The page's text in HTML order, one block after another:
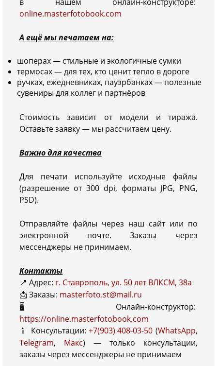
online.masterfotobook.com
А ещё мы печатаем на:
шоперах — стильные и экологичные сумки
термосах — для тех, кто ценит тепло в дороге
ручках, ежедневниках, пауэрбанках — полезные
сувениры для коллег и партнёров
Стоимость зависит от модели и тиража.
Оставьте заявку — мы рассчитаем цену.
Важно для качества
Для печати используйте исходные файлы
(разрешение от 300 dpi, форматы JPG, PNG,
PSD).
Отправляйте файлы через наш сайт или по
электронной почте. Заказы через
мессенджеры не принимаем.
Контакты
📍 Адрес: г. Ставрополь, ул. 50 лет ВЛКСМ, 38а
📩 Заказы: masterfoto.st@mail.ru
🖥️
Онлайн-конструктор:
https://online.masterfotobook.com
📱 Консультации:+7(903) 408-03-50 (WhatsApp,
Telegram, Макс) — только консультации,
заказы через мессенджеры не принимаем